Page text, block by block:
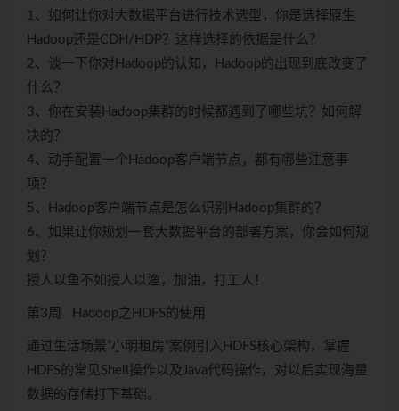
1、如何让你对大数据平台进行技术选型，你是选择原生
Hadoop还是CDH/HDP？这样选择的依据是什么？
2、谈一下你对Hadoop的认知，Hadoop的出现到底改变了
什么？
3、你在安装Hadoop集群的时候都遇到了哪些坑？如何解
决的？
4、动手配置一个Hadoop客户端节点，都有哪些注意事
项？
5、Hadoop客户端节点是怎么识别Hadoop集群的？
6、如果让你规划一套大数据平台的部署方案，你会如何规
划？
授人以鱼不如授人以渔，加油，打工人！
第3周 Hadoop之HDFS的使用
通过生活场景”小明租房”案例引入HDFS核心架构，掌握
HDFS的常见Shell操作以及Java代码操作，对以后实现海量
数据的存储打下基础。